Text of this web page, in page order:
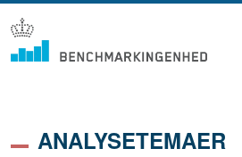
ANALYSETEMAER